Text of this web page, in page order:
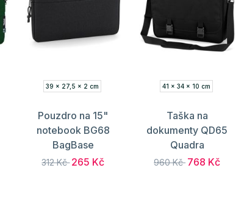
39 x 27,5 x 2 cm
Pouzdro na 15"
notebook BG68
BagBase
312 Kč 265 Kč
41 x 34 x 10 cm
Taška na
dokumenty QD65
Quadra
960 Kč 768 Kč